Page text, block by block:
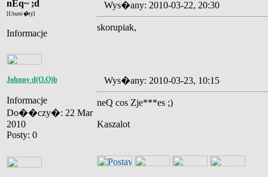
nEq~ ;d
[Usuni�ty]
Informacje
Wys�any: 2010-03-22, 20:30
skorupiak,
Johnny d(O.O)b
Informacje
Do��czy�: 22 Mar
2010
Posty: 0
Wys�any: 2010-03-23, 10:15
neQ cos Zje***es ;)
Kaszalot